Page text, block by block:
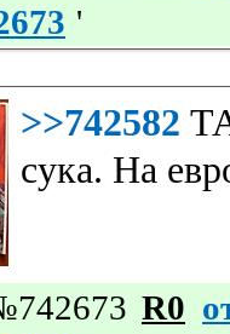
'
>>742582
сука. На
R0